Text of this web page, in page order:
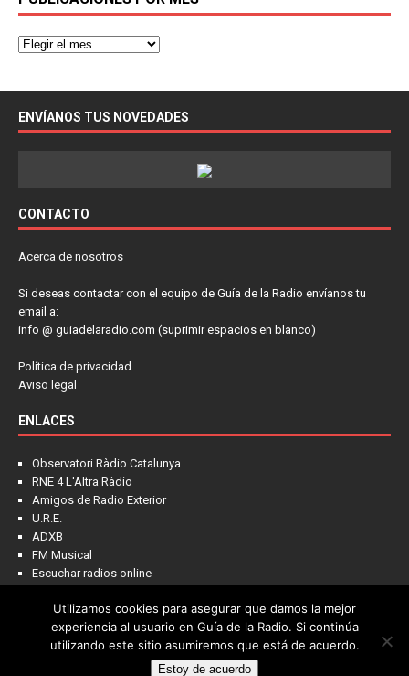
ENVÍANOS TUS NOVEDADES
CONTACTO
Acerca de nosotros
Si deseas contactar con el equipo de Guía de la Radio envíanos tu
email a:
info @ guiadelaradio.com (suprimir espacios en blanco)
Política de privacidad
Aviso legal
ENLACES
Observatori Ràdio Catalunya
RNE 4 L'Altra Ràdio
Amigos de Radio Exterior
U.R.E.
ADXB
FM Musical
Escuchar radios online
Utilizamos cookies para asegurar que damos la mejor
experiencia al usuario en Guía de la Radio. Si continúa
utilizando este sitio asumiremos que está de acuerdo.
Estoy de acuerdo